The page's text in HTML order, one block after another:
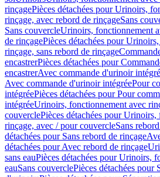
rinçagePièces détachées pour Urinoirs,
rinçage, avec rebord de rinçageSans
Sans couvercleUrinoirs, fonctionnement
de rinçagePièces détachées pour
rinçage, sans rebord de rinçage
encastrerPièces détachées pour
encastrerAvec commande d'urinoir
Avec commande d'urinoir intégréePour
intégréePièces détachées pour Pour
intégréeUrinoirs, fonctionnement avec
couverclePièces détachées pour
rinçage, avec / pour couvercleSans
détachées pour Sans rebord de rinçage
détachées pour Avec rebord de rinçage
sans eauPièces détachées pour Urinoirs,
eauSans couverclePièces détachées pour